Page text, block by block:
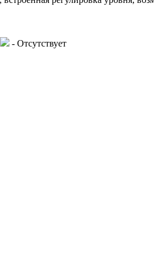
- Отсутствует